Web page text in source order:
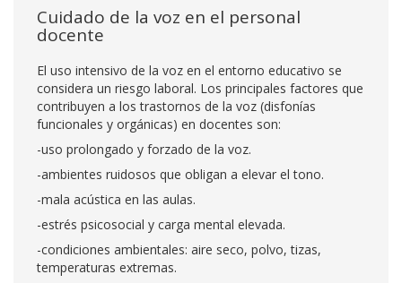
Cuidado de la voz en el personal
docente
El uso intensivo de la voz en el entorno educativo se
considera un riesgo laboral. Los principales factores que
contribuyen a los trastornos de la voz (disfonías
funcionales y orgánicas) en docentes son:
-uso prolongado y forzado de la voz.
-ambientes ruidosos que obligan a elevar el tono.
-mala acústica en las aulas.
-estrés psicosocial y carga mental elevada.
-condiciones ambientales: aire seco, polvo, tizas,
temperaturas extremas.